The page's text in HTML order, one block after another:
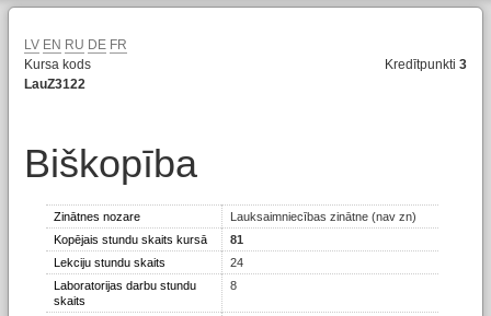
LV EN RU DE FR
Kursa kods
LauZ3122
Kredītpunkti3
Biškopība
Zinātnes nozare
Lauksaimniecības zinātne (nav zn)
Kopējais stundu skaits kursā
81
Lekciju stundu skaits
24
Laboratorijas darbu stundu
skaits
8